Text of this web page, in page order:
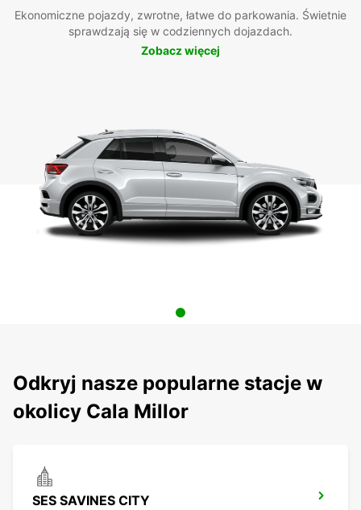
Ekonomiczne pojazdy, zwrotne, łatwe do parkowania. Świetnie
sprawdzają się w codziennych dojazdach.
Zobacz więcej
Odkryj nasze popularne stacje w
okolicy Cala Millor
SES SAVINES CITY